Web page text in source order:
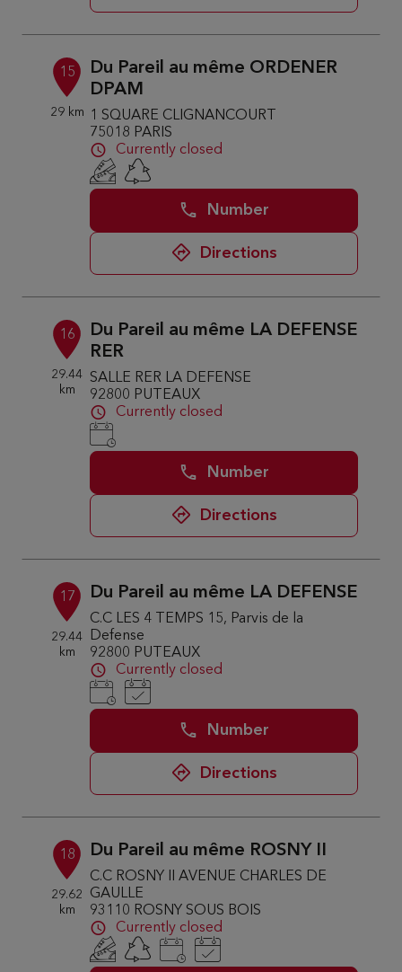
15
29 km
Du Pareil au même ORDENER
DPAM
1 SQUARE CLIGNANCOURT
75018 PARIS
Currently closed
Number
Directions
16
29.44
km
Du Pareil au même LA DEFENSE
RER
SALLE RER LA DEFENSE
92800 PUTEAUX
Currently closed
Number
Directions
17
29.44
km
Du Pareil au même LA DEFENSE
C.C LES 4 TEMPS 15, Parvis de la
Defense
92800 PUTEAUX
Currently closed
Number
Directions
18
29.62
km
Du Pareil au même ROSNY II
C.C ROSNY II AVENUE CHARLES DE
GAULLE
93110 ROSNY SOUS BOIS
Currently closed